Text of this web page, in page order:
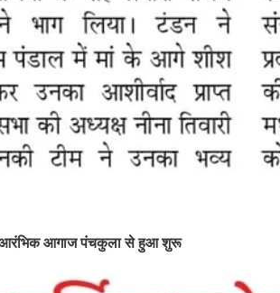
आरंभिक आगाज पंचकुला से हुआ शुरू